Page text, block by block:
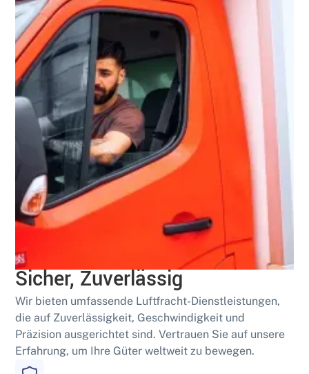
Spezialisiert
Luftfracht-Lösungen: Schnell,
Sicher, Zuverlässig
Wir bieten umfassende Luftfracht-Dienstleistungen,
die auf Zuverlässigkeit, Geschwindigkeit und
Präzision ausgerichtet sind. Vertrauen Sie auf unsere
Erfahrung, um Ihre Güter weltweit zu bewegen.